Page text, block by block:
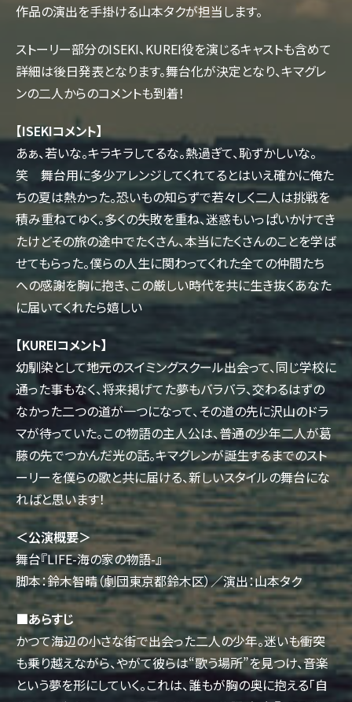
作品の演出を手掛ける山本タクが担当します。
ストーリー部分のISEKI、KUREI役を演じるキャストも含めて
詳細は後日発表となります。舞台化が決定となり、キマグレ
ンの二人からのコメントも到着！
【ISEKIコメント】
あぁ、若いな。キラキラしてるな。熱過ぎて、恥ずかしいな。
笑 舞台用に多少アレンジしてくれてるとはいえ確かに俺た
ちの夏は熱かった。恐いもの知らずで若々しく二人は挑戦を
積み重ねてゆく。多くの失敗を重ね、迷惑もいっぱいかけてき
たけどその旅の途中でたくさん、本当にたくさんのことを学ば
せてもらった。僕らの人生に関わってくれた全ての仲間たち
への感謝を胸に抱き、この厳しい時代を共に生き抜くあなた
に届いてくれたら嬉しい
【KUREIコメント】
幼馴染として地元のスイミングスクール出会って、同じ学校に
通った事もなく、将来掲げてた夢もバラバラ、交わるはずの
なかった二つの道が一つになって、その道の先に沢山のドラ
マが待っていた。この物語の主人公は、普通の少年二人が葛
藤の先でつかんだ光の話。キマグレンが誕生するまでのスト
ーリーを僕らの歌と共に届ける、新しいスタイルの舞台にな
ればと思います！
＜公演概要＞
舞台『LIFE-海の家の物語-』
脚本：鈴木智晴（劇団東京都鈴木区）／演出：山本タク
■あらすじ
かつて海辺の小さな街で出会った二人の少年。迷いも衝突
も乗り越えながら、やがて彼らは“歌う場所”を見つけ、音楽
という夢を形にしていく。これは、誰もが胸の奥に抱える「自